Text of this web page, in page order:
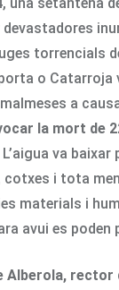
torrencials
o Catarroja
a
la mort de
va baixar
i tota
materials i
avui es poden
Alberola, rector